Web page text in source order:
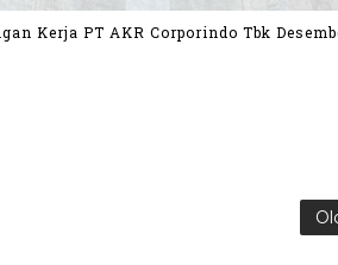
Kerja PT AKR Corporindo Tbk